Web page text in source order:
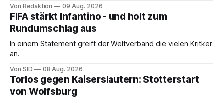
Von Redaktion 09 Aug. 2026
FIFA stärkt Infantino - und holt zum
Rundumschlag aus
In einem Statement greift der Weltverband die vielen Kritker
an.
Von SID 08 Aug. 2026
Torlos gegen Kaiserslautern: Stotterstart
von Wolfsburg